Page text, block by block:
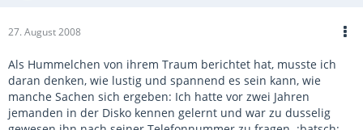
27. August 2008
Als Hummelchen von ihrem Traum berichtet hat, musste ich
daran denken, wie lustig und spannend es sein kann, wie
manche Sachen sich ergeben: Ich hatte vor zwei Jahren
jemanden in der Disko kennen gelernt und war zu dusselig